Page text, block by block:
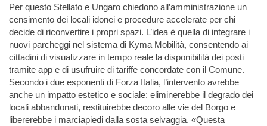
Per questo Stellato e Ungaro chiedono all’amministrazione un
censimento dei locali idonei e procedure accelerate per chi
decide di riconvertire i propri spazi. L’idea è quella di integrare i
nuovi parcheggi nel sistema di Kyma Mobilità, consentendo ai
cittadini di visualizzare in tempo reale la disponibilità dei posti
tramite app e di usufruire di tariffe concordate con il Comune.
Secondo i due esponenti di Forza Italia, l’intervento avrebbe
anche un impatto estetico e sociale: eliminerebbe il degrado dei
locali abbandonati, restituirebbe decoro alle vie del Borgo e
libererebbe i marciapiedi dalla sosta selvaggia. «Questa